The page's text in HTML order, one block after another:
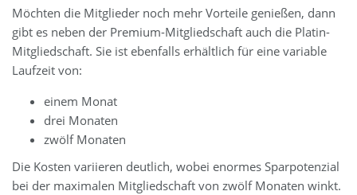
Möchten die Mitglieder noch mehr Vorteile genießen, dann
gibt es neben der Premium-Mitgliedschaft auch die Platin-
Mitgliedschaft. Sie ist ebenfalls erhältlich für eine variable
Laufzeit von:
einem Monat
drei Monaten
zwölf Monaten
Die Kosten variieren deutlich, wobei enormes Sparpotenzial
bei der maximalen Mitgliedschaft von zwölf Monaten winkt.